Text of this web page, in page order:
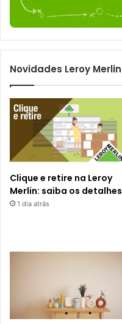
Novidades Leroy Merlin
Clique e retire na Leroy
Merlin: saiba os detalhes
1 dia atrás